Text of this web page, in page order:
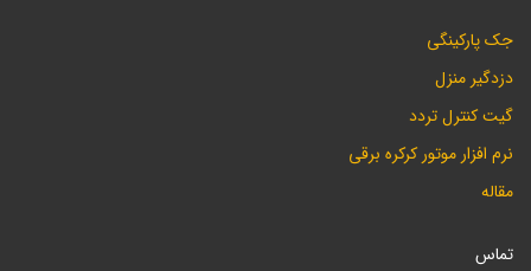
جک پارکینگی
دزدگیر منزل
گیت کنترل تردد
نرم افزار موتور کرکره برقی
مقاله
تماس